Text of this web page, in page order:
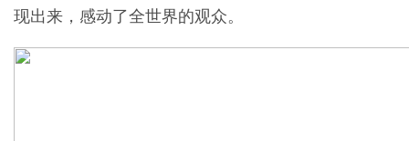
现出来，感动了全世界的观众。